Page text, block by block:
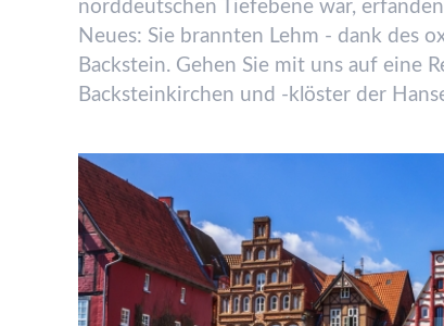
norddeutschen Tiefebene war,
Neues: Sie brannten Lehm - dank des
Backstein. Gehen Sie mit uns auf eine
Backsteinkirchen und -kl öster der